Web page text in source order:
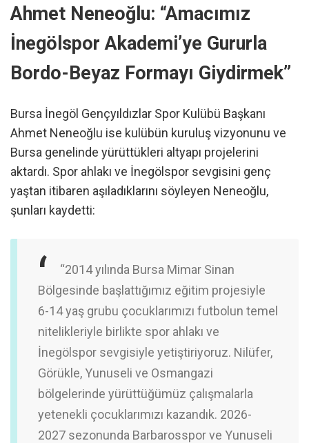
Ahmet Neneoğlu: “Amacımız
İnegölspor Akademi’ye Gururla
Bordo-Beyaz Formayı Giydirmek”
Bursa İnegöl Gençyıldızlar Spor Kulübü Başkanı
Ahmet Neneoğlu ise kulübün kuruluş vizyonunu ve
Bursa genelinde yürüttükleri altyapı projelerini
aktardı. Spor ahlakı ve İnegölspor sevgisini genç
yaştan itibaren aşıladıklarını söyleyen Neneoğlu,
şunları kaydetti:
“2014 yılında Bursa Mimar Sinan
Bölgesinde başlattığımız eğitim projesiyle
6-14 yaş grubu çocuklarımızı futbolun temel
nitelikleriyle birlikte spor ahlakı ve
İnegölspor sevgisiyle yetiştiriyoruz. Nilüfer,
Görükle, Yunuseli ve Osmangazi
bölgelerinde yürüttüğümüz çalışmalarla
yetenekli çocuklarımızı kazandık. 2026-
2027 sezonunda Barbarosspor ve Yunuseli